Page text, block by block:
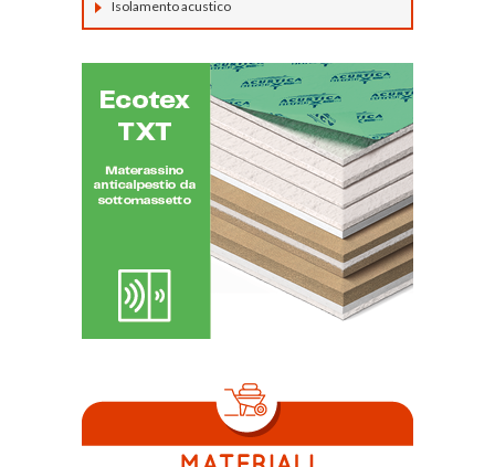
Isolamento acustico